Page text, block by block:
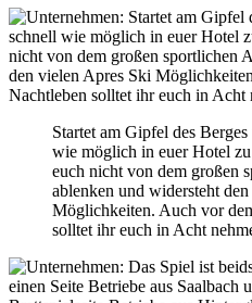
Startet am Gipfel des
wie möglich in euer Hotel
euch nicht von dem großen
ablenken und widersteht
Möglichkeiten. Auch vor
solltet ihr euch in Acht